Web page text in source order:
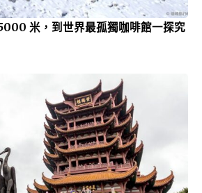
米，到世界最孤獨咖啡館一探究